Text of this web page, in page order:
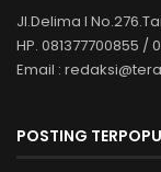
Jl.Delima I
HP. 081377700855 /
Email :
POSTING